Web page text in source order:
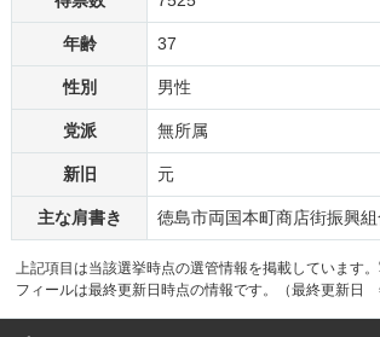
年齢 37
性別 男性
党派 無所属
新旧 元
主な肩書き 徳島市両国本町商店街振興
上記項目は当該選挙時点の選管情報を掲載しています
フィールは最終更新日時点の情報です。（最終更新日